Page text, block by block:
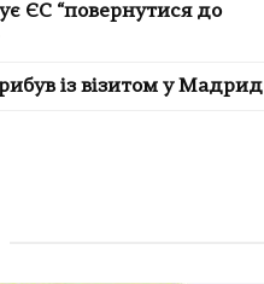
ЄС “повернутися до
із візитом у Мадрид